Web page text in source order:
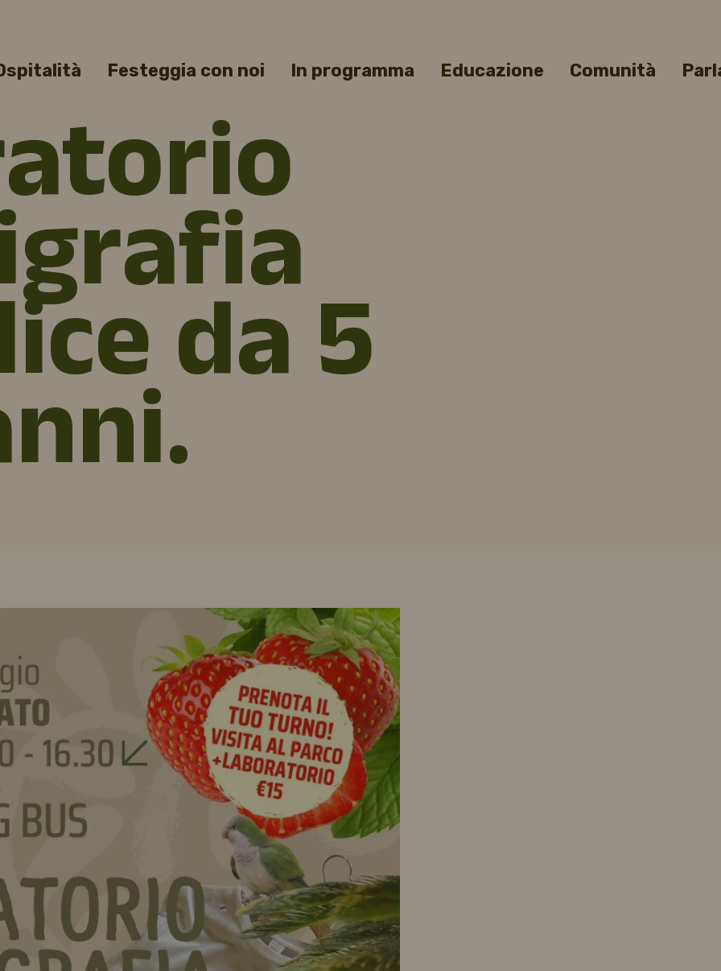
Festeggia con noi In programma Educazione Comunità
da 5